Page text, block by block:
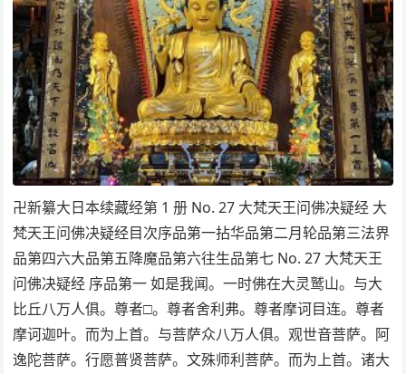
卍新纂大日本续藏经第 1 册 No. 27 大梵天王问佛决疑经 大
梵天王问佛决疑经目次序品第一拈华品第二月轮品第三法界
品第四六大品第五降魔品第六往生品第七 No. 27 大梵天王
问佛决疑经 序品第一 如是我闻。一时佛在大灵鹫山。与大
比丘八万人俱。尊者□。尊者舍利弗。尊者摩诃目连。尊者
摩诃迦叶。而为上首。与菩萨众八万人俱。观世音菩萨。阿
逸陀菩萨。行愿普贤菩萨。文殊师利菩萨。而为上首。诸大